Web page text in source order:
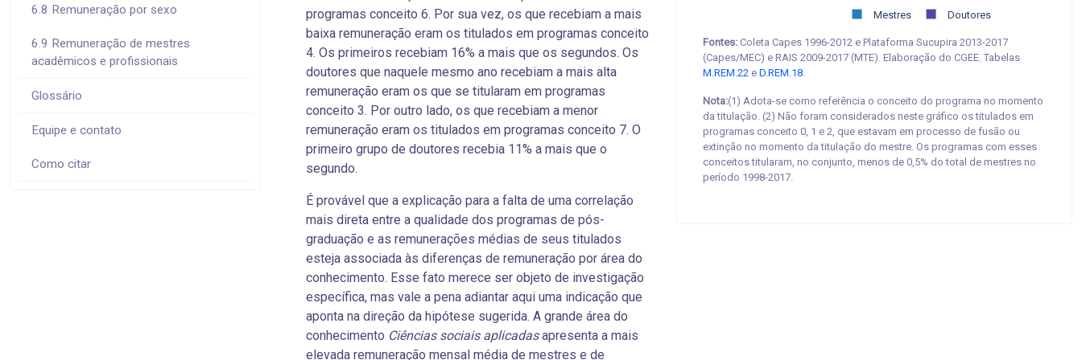
6.8 Remuneração por sexo
6.9 Remuneração de mestres
acadêmicos e profissionais
Glossário
Equipe e contato
Como citar
programas conceito 6. Por sua vez, os que recebiam a mais
baixa remuneração eram os titulados em programas conceito
4. Os primeiros recebiam 16% a mais que os segundos. Os
doutores que naquele mesmo ano recebiam a mais alta
remuneração eram os que se titularam em programas
conceito 3. Por outro lado, os que recebiam a menor
remuneração eram os titulados em programas conceito 7. O
primeiro grupo de doutores recebia 11% a mais que o
segundo.
É provável que a explicação para a falta de uma correlação
mais direta entre a qualidade dos programas de pós-
graduação e as remunerações médias de seus titulados
esteja associada às diferenças de remuneração por área do
conhecimento. Esse fato merece ser objeto de investigação
específica, mas vale a pena adiantar aqui uma indicação que
aponta na direção da hipótese sugerida. A grande área do
conhecimento Ciências sociais aplicadasapresenta a mais
elevada remuneração mensal média de mestres e de
Mestres Doutores
Fontes: Coleta Capes 1996-2012 e Plataforma Sucupira 2013-2017
(Capes/MEC) e RAIS 2009-2017 (MTE). Elaboração do CGEE. Tabelas
M.REM.22 e D.REM.18.
Nota:(1) Adota-se como referência o conceito do programa no momento
da titulação. (2) Não foram considerados neste gráfico os titulados em
programas conceito 0, 1 e 2, que estavam em processo de fusão ou
extinção no momento da titulação do mestre. Os programas com esses
conceitos titularam, no conjunto, menos de 0,5% do total de mestres no
período 1998-2017.